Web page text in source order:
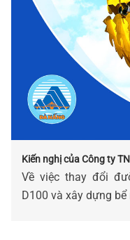
Kiến nghị của Công ty
Về việc thay đổi
D100 và xây dựng